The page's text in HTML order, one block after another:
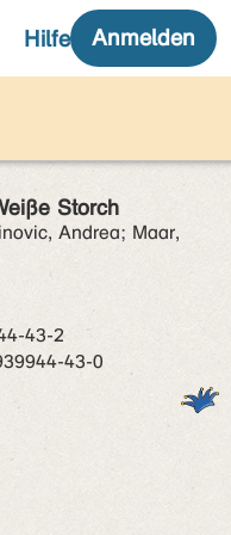
Storch
Andrea; Maar,
43-2
43-0